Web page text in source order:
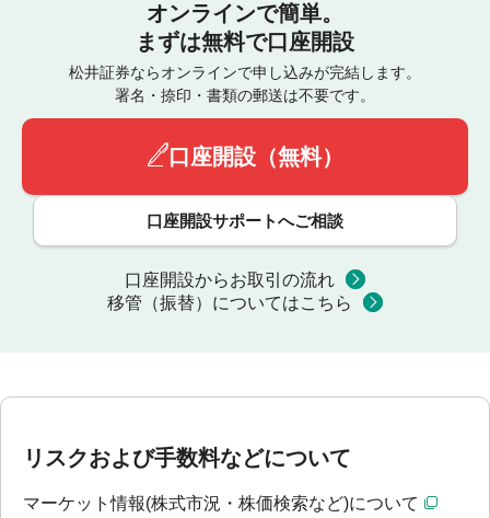
オンラインで簡単。
まずは無料で口座開設
松井証券ならオンラインで申し込みが完結します。
署名・捺印・書類の郵送は不要です。
口座開設（無料）
口座開設サポートへご相談
口座開設からお取引の流れ
移管（振替）についてはこちら
リスクおよび手数料などについて
マーケット情報(株式市況・株価検索など)について